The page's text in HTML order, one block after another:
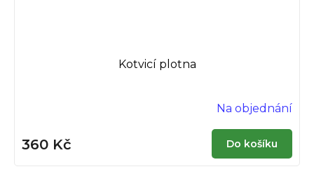
Kotvicí plotna
Na objednání
360 Kč Do košíku